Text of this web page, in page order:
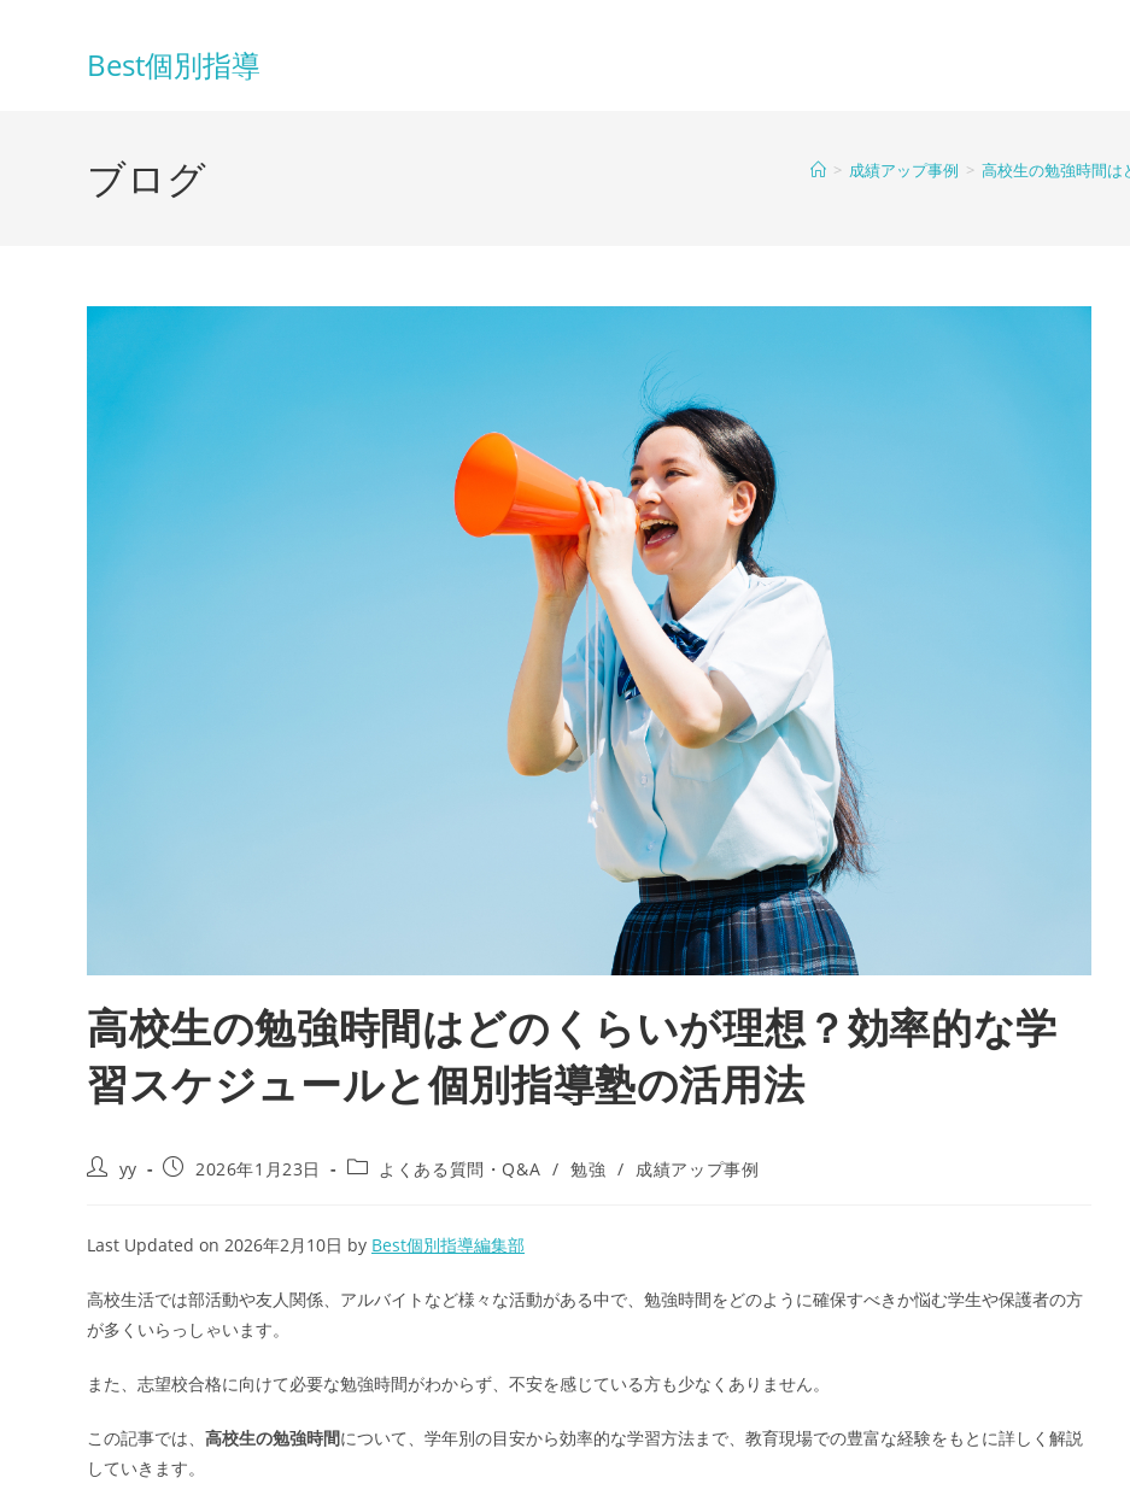
Best個別指導
ブログ > 成績アップ事例 > 高校生の勉強時間は
高校生の勉強時間はどのくらいが理想？効率的な学
習スケジュールと個別指導塾の活用法
投
yy
投
開
日:
2026年1月23日
投
テ
ゴ
ー:
よくある質問・Q&A / 勉強 / 成績アップ事例
Last Updated on 2026年2月10日 by Best個別指導編集部
高校生活では部活動や友人関係、アルバイトなど様々な活動がある中で、勉強時間をどのように確保すべきか悩む学生や保護者の方
が多くいらっしゃいます。
また、志望校合格に向けて必要な勉強時間がわからず、不安を感じている方も少なくありません。
この記事では、 高校生の勉強時間について、学年別の目安から効率的な学習方法まで、教育現場での豊富な経験をもとに詳しく解説
していきます。